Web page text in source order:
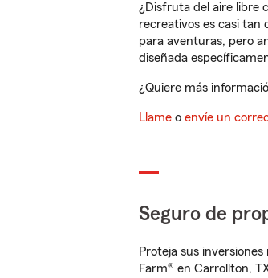
¿Disfruta del aire libre
recreativos es casi tan
para aventuras, pero
diseñada
¿Quiere más
Llame o envíe un
Seguro de
Proteja sus
Farm® en Carrollton,